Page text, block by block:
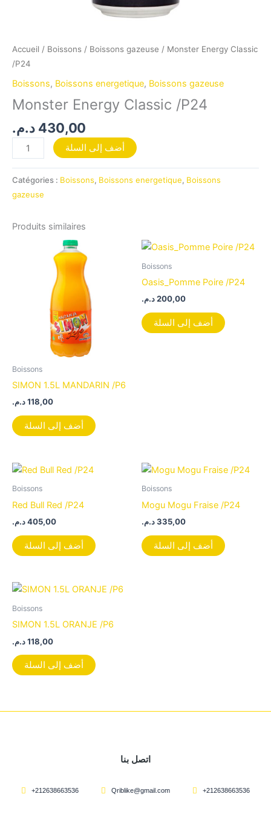
Accueil / Boissons / Boissons gazeuse / Monster Energy Classic
/P24
Boissons, Boissons energetique, Boissons gazeuse
Monster Energy Classic /P24
430,00 د.م.
أضف إلى السلة
Catégories : Boissons, Boissons energetique, Boissons
gazeuse
Produits similaires
Boissons
SIMON 1.5L MANDARIN /P6
118,00د.م.
أضف إلى السلة
Boissons
Oasis_Pomme Poire /P24
200,00د.م.
أضف إلى السلة
Boissons
Red Bull Red /P24
405,00د.م.
أضف إلى السلة
Boissons
Mogu Mogu Fraise /P24
335,00د.م.
أضف إلى السلة
Boissons
SIMON 1.5L ORANJE /P6
118,00د.م.
أضف إلى السلة
اتصل بنا
+212638663536 Qriblike@gmail.com +212638663536